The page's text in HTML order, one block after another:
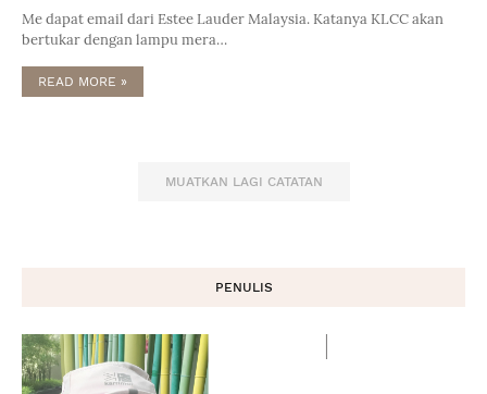
Me dapat email dari Estee Lauder Malaysia. Katanya KLCC akan
bertukar dengan lampu mera…
READ MORE »
MUATKAN LAGI CATATAN
PENULIS